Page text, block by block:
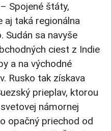
Spojené štáty,
aj taká regionálna
Sudán sa navyše
ciest z Indie
a na východné
Rusko tak získava
prieplav, ktorou
námornej
opačný priechod od